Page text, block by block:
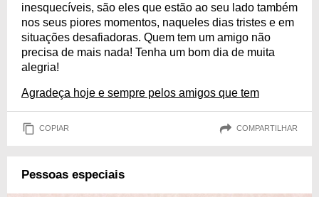
inesquecíveis, são eles que estão ao seu lado também
nos seus piores momentos, naqueles dias tristes e em
situações desafiadoras. Quem tem um amigo não
precisa de mais nada! Tenha um bom dia de muita
alegria!
Agradeça hoje e sempre pelos amigos que tem
COPIAR COMPARTILHAR
Pessoas especiais